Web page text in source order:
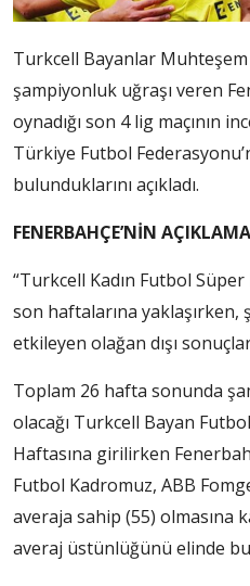
Turkcell Bayanlar Muhteşem
şampiyonluk uğraşı veren
oynadığı son 4 lig maçının
Türkiye Futbol
bulunduklarını açıkladı.
FENERBAHÇE’NİN
“Turkcell Kadın Futbol
son haftalarına yaklaşırken,
etkileyen olağan dışı
Toplam 26 hafta sonunda
olacağı Turkcell Bayan
Haftasına girilirken
Futbol Kadromuz, ABB
averaja sahip (55) olmasına
averaj üstünlüğünü elinde